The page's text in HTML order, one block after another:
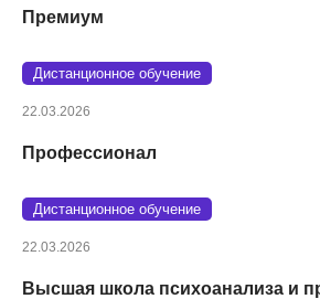
Премиум
Дистанционное обучение
22.03.2026
Профессионал
Дистанционное обучение
22.03.2026
Высшая школа психоанализа и